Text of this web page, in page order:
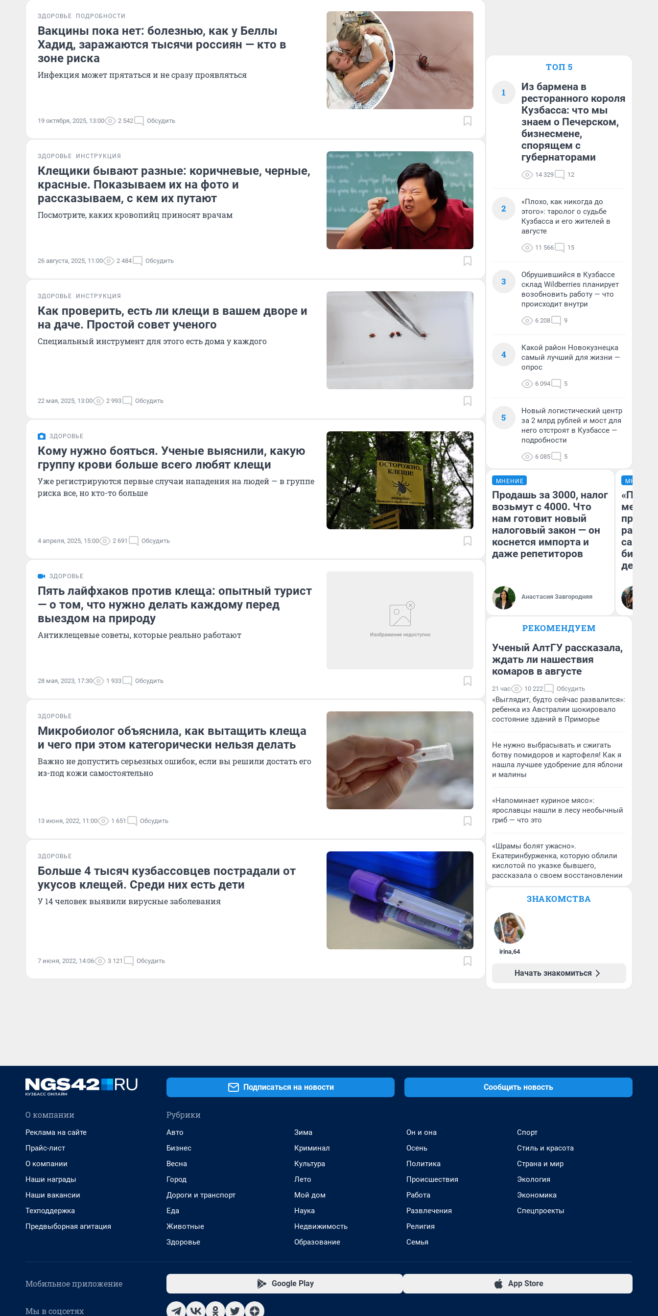
ЗДОРОВЬЕ ПОДРОБНОСТИ
Вакцины пока нет: болезнью, как у Беллы
Хадид, заражаются тысячи россиян — кто в
зоне риска
Инфекция может прятаться и не сразу проявляться
19 октября, 2025, 13:00 2 542 Обсудить
ЗДОРОВЬЕ ИНСТРУКЦИЯ
Клещики бывают разные: коричневые, черные,
красные. Показываем их на фото и
рассказываем, с кем их путают
Посмотрите, каких кровопийц приносят врачам
26 августа, 2025, 11:00 2 484 Обсудить
ЗДОРОВЬЕ ИНСТРУКЦИЯ
Как проверить, есть ли клещи в вашем дворе и
на даче. Простой совет ученого
Специальный инструмент для этого есть дома у каждого
22 мая, 2025, 13:00 2 993 Обсудить
ЗДОРОВЬЕ
Кому нужно бояться. Ученые выяснили, какую
группу крови больше всего любят клещи
Уже регистрируются первые случаи нападения на людей — в группе
риска все, но кто-то больше
4 апреля, 2025, 15:00 2 691 Обсудить
ЗДОРОВЬЕ
Пять лайфхаков против клеща: опытный турист
— о том, что нужно делать каждому перед
выездом на природу
Антиклещевые советы, которые реально работают
28 мая, 2023, 17:30 1 933 Обсудить
ЗДОРОВЬЕ
Микробиолог объяснила, как вытащить клеща
и чего при этом категорически нельзя делать
Важно не допустить серьезных ошибок, если вы решили достать его
из-под кожи самостоятельно
13 июня, 2022, 11:00 1 651 Обсудить
ЗДОРОВЬЕ
Больше 4 тысяч кузбассовцев пострадали от
укусов клещей. Среди них есть дети
У 14 человек выявили вирусные заболевания
7 июня, 2022, 14:06 3 121 Обсудить
ТОП 5
1
Из бармена в
ресторанного короля
Кузбасса: что мы
знаем о Печерском,
бизнесмене,
спорящем с
губернаторами
14 329 12
2
«Плохо, как никогда до
этого»: таролог о судьбе
Кузбасса и его жителей в
августе
11 566 15
3
Обрушившийся в Кузбассе
склад Wildberries планирует
возобновить работу — что
происходит внутри
6 208 9
4
Какой район Новокузнецка
самый лучший для жизни —
опрос
6 094 5
5
Новый логистический центр
за 2 млрд рублей и мост для
него отстроят в Кузбассе —
подробности
6 085 5
МНЕНИЕ
Продашь за 3000, налог
возьмут с 4000. Что
нам готовит новый
налоговый закон — он
коснется импорта и
даже репетиторов
Анастасия Завгородняя
МНЕНИЕ
самом
РЕКОМЕНДУЕМ
Ученый АлтГУ рассказала,
ждать ли нашествия
комаров в августе
21 час 10 222 Обсудить
«Выглядит, будто сейчас развалится»:
ребенка из Австралии шокировало
состояние зданий в Приморье
Не нужно выбрасывать и сжигать
ботву помидоров и картофеля! Как я
нашла лучшее удобрение для яблони
и малины
«Напоминает куриное мясо»:
ярославцы нашли в лесу необычный
гриб — что это
«Шрамы болят ужасно».
Екатеринбурженка, которую облили
кислотой по указке бывшего,
рассказала о своем восстановлении
ЗНАКОМСТВА
irina,64
Начать знакомиться
Подписаться на новости Сообщить новость
О компании
Реклама на сайте
Прайс-лист
О компании
Наши награды
Наши вакансии
Техподдержка
Предвыборная агитация
Рубрики
Авто
Бизнес
Весна
Город
Дороги и транспорт
Еда
Животные
Здоровье
Зима
Криминал
Культура
Лето
Мой дом
Наука
Недвижимость
Образование
Он и она
Осень
Политика
Происшествия
Работа
Развлечения
Религия
Семья
Спорт
Стиль и красота
Страна и мир
Экология
Экономика
Спецпроекты
Мобильное приложение Google Play App Store
Мы в соцсетях